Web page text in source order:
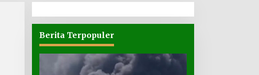
Berita Terpopuler